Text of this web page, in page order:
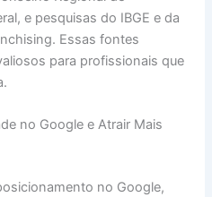
e pesquisas do IBGE e da
Essas fontes
para profissionais que
no Google e Atrair Mais
no Google,